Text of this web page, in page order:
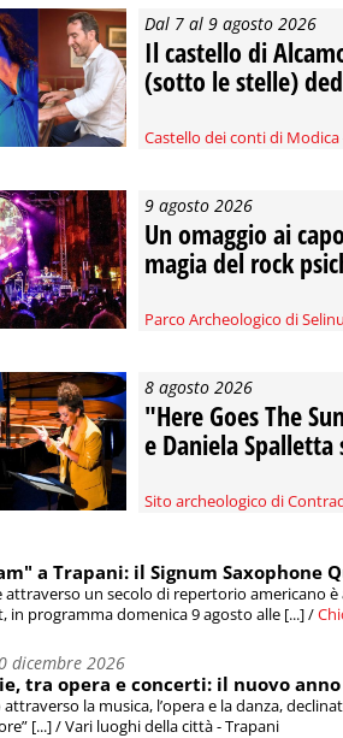
Dal 7 al 9 agosto 2026
Il castello di
(sotto le stelle)
Castello dei conti di Modica
9 agosto 2026
Un omaggio ai
magia del rock
Parco Archeologico di
8 agosto 2026
"Here Goes The
e Daniela
Sito archeologico di
a Trapani: il Signum Saxophone
attraverso un secolo di repertorio americano
in programma domenica 9 agosto alle [...] /
dicembre 2026
tra opera e concerti: il nuovo
la musica, l’opera e la danza,
[...] / Vari luoghi della città - Trapani